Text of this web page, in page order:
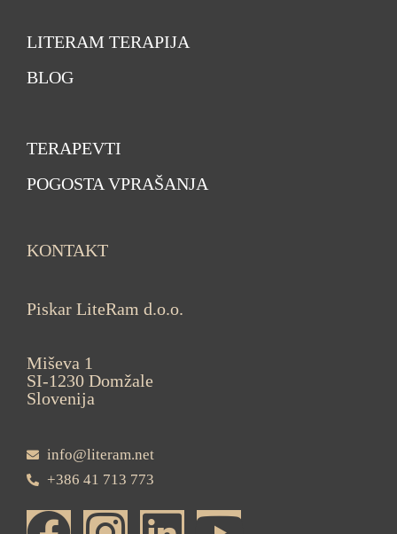
LITERAM TERAPIJA
BLOG
TERAPEVTI
POGOSTA VPRAŠANJA
KONTAKT
Piskar LiteRam d.o.o.
Miševa 1
SI-1230 Domžale
Slovenija
info@literam.net
+386 41 713 773